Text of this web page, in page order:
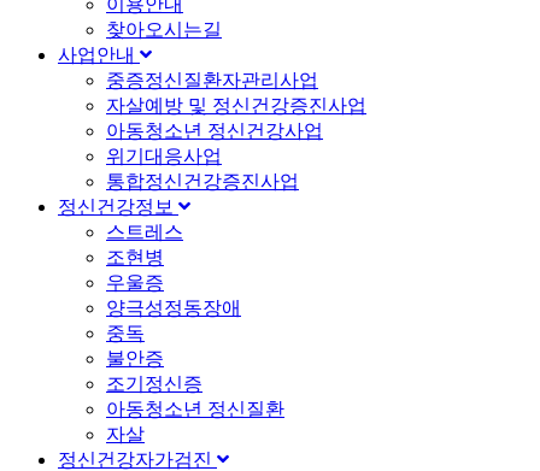
찾아오시는길
사업안내
중증정신질환자관리사업
자살예방 및 정신건강증진사업
아동청소년 정신건강사업
위기대응사업
통합정신건강증진사업
정신건강정보
스트레스
조현병
우울증
양극성정동장애
중독
불안증
조기정신증
아동청소년 정신질환
자살
정신건강자가검진